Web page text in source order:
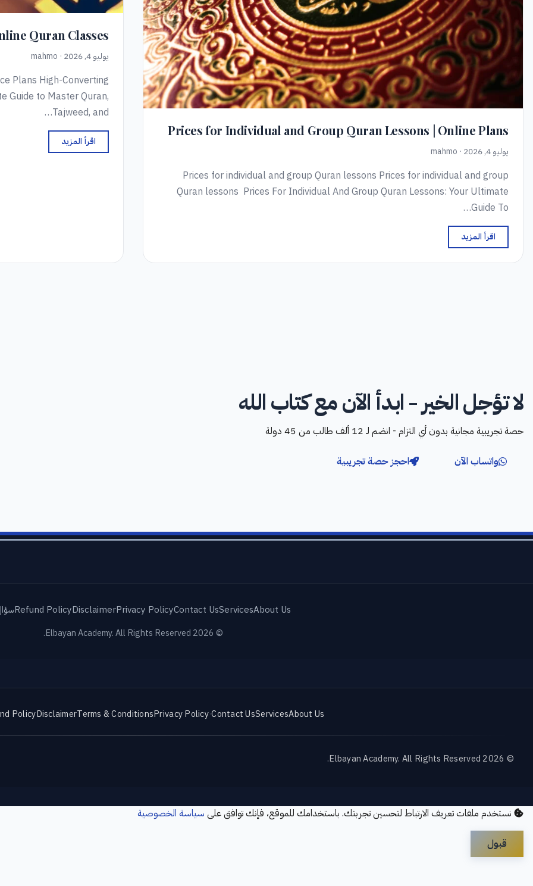
Prices for Individual and Group Quran Lessons | Online Plans
يوليو 4, 2026 · mahmo
Prices for individual and group Quran lessons Prices for individual and group
Quran lessons Prices For Individual And Group Quran Lessons: Your Ultimate
Guide To…
اقرأ المزيد
Quran Classes
يوليو 4, 2026 · mahmo
Plans High-Converting
Guide to Master Quran,
Tajweed, and…
اقرأ المزيد
لا تؤجل الخير - ابدأ الآن مع كتاب الله
حصة تجريبية مجانية بدون أي التزام - انضم لـ 12 ألف طالب من 45 دولة
واتساب الآن احجز حصة تجريبية
About Us
Services
Contact Us
Privacy Policy
Disclaimer
Refund Policy
© 2026 Elbayan Academy. All Rights Reserved.
About Us
Services
Contact Us
·
Privacy Policy
Terms & Conditions
Disclaimer
Policy
© 2026 Elbayan Academy. All Rights Reserved.
نستخدم ملفات تعريف الارتباط لتحسين تجربتك. باستخدامك للموقع، فإنك توافق على سياسة الخصوصية
قبول